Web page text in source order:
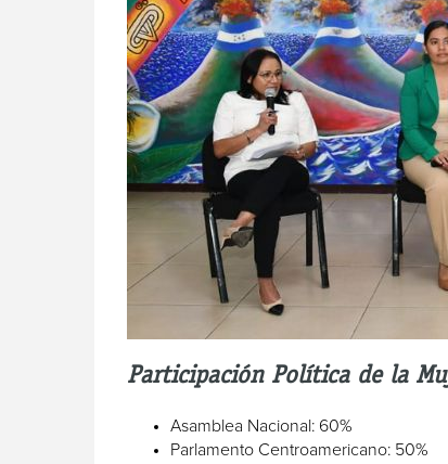
Participación Política de la
Asamblea Nacional: 60%
Parlamento Centroamericano: 50%